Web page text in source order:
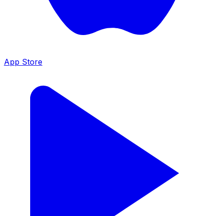
App Store